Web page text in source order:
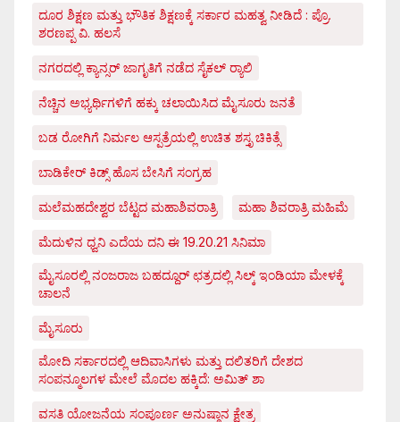
ದೂರ ಶಿಕ್ಷಣ ಮತ್ತು ಭೌತಿಕ ಶಿಕ್ಷಣಕ್ಕೆ ಸರ್ಕಾರ ಮಹತ್ವ ನೀಡಿದೆ : ಪ್ರೊ.
ಶರಣಪ್ಪ ವಿ. ಹಲಸೆ
ನಗರದಲ್ಲಿ ಕ್ಯಾನ್ಸರ್ ಜಾಗೃತಿಗೆ ನಡೆದ ಸೈಕಲ್ ರ್‍ಯಾಲಿ
ನೆಚ್ಚಿನ ಅಭ್ಯರ್ಥಿಗಳಿಗೆ ಹಕ್ಕು ಚಲಾಯಿಸಿದ ಮೈಸೂರು ಜನತೆ
ಬಡ ರೋಗಿಗೆ ನಿರ್ಮಲ ಆಸ್ಪತ್ರೆಯಲ್ಲಿ ಉಚಿತ ಶಸ್ತೃ ಚಿಕಿತ್ಸೆ
ಬಾಡಿಕೇರ್ ಕಿಡ್ಸ್ ಹೊಸ ಬೇಸಿಗೆ ಸಂಗ್ರಹ
ಮಲೆಮಹದೇಶ್ವರ ಬೆಟ್ಟದ ಮಹಾಶಿವರಾತ್ರಿ ಮಹಾ ಶಿವರಾತ್ರಿ ಮಹಿಮೆ
ಮೆದುಳಿನ ಧ್ವನಿ ಎದೆಯ ದನಿ ಈ 19.20.21 ಸಿನಿಮಾ
ಮೈಸೂರಲ್ಲಿ ನಂಜರಾಜ ಬಹದ್ದೂರ್ ಛತ್ರದಲ್ಲಿ ಸಿಲ್ಕ್ ಇಂಡಿಯಾ ಮೇಳಕ್ಕೆ
ಚಾಲನೆ
ಮೈಸೂರು
ಮೋದಿ ಸರ್ಕಾರದಲ್ಲಿ ಆದಿವಾಸಿಗಳು ಮತ್ತು ದಲಿತರಿಗೆ ದೇಶದ
ಸಂಪನ್ಮೂಲಗಳ ಮೇಲೆ ಮೊದಲ ಹಕ್ಕಿದೆ: ಅಮಿತ್ ಶಾ
ವಸತಿ ಯೋಜನೆಯ ಸಂಪೂರ್ಣ ಅನುಷ್ಠಾನ ಕ್ಷೇತ್ರ